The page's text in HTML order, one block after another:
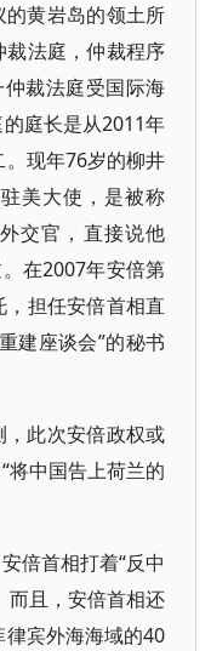
黄岩岛的领土所
法庭，仲裁程序
裁法庭受国际海
庭长是从2011年
现年76岁的柳井
美大使，是被称
交官，直接说他
在2007年安倍第
担任安倍首相直
建座谈会”的秘书
此次安倍政权或
将中国告上荷兰的
倍首相打着“反中
而且，安倍首相还
宾外海海域的40